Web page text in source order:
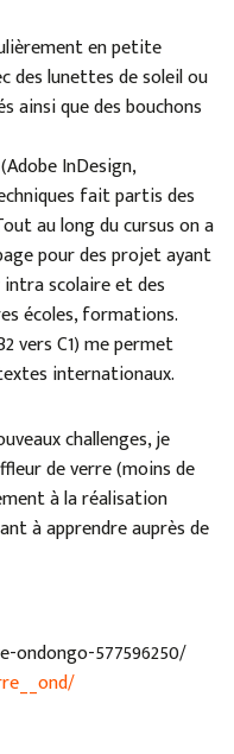
en petite
des lunettes de soleil ou
ainsi que des bouchons
InDesign,
fait partis des
au long du cursus on a
pour des projet ayant
scolaire et des
écoles, formations.
vers C1) me permet
internationaux.
challenges, je
de verre (moins de
à la réalisation
à apprendre auprès de
ondongo-577596250/